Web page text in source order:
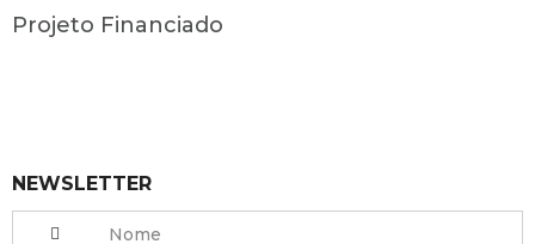
Projeto Financiado
NEWSLETTER